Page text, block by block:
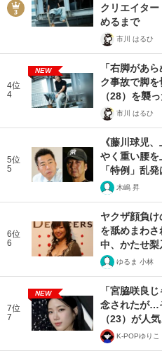
クリエイタ
めるまで
市川 はるひ
4位
4
NEW
「右脚があ
ク事故で脚
（28）を襲
市川 はるひ
5位
5
《藤川球児
やく重い腰
「特例」乱
木嶋 昇
6位
6
ヤクザ顔負
を舐めまわ
中、かたせ梨
ゆるま 小林
7位
7
NEW
「宮脇咲良
念されたが…
（23）が人
K-POPゆりこ